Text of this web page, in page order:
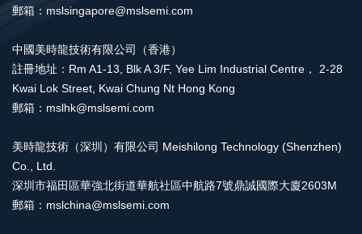
郵箱：mslsingapore@mslsemi.com
中國美時龍技術有限公司（香港）
註冊地址：Rm A1-13, Blk A 3/F, Yee Lim Industrial Centre， 2-28
Kwai Lok Street, Kwai Chung Nt Hong Kong
郵箱：mslhk@mslsemi.com
美時龍技術（深圳）有限公司 Meishilong Technology (Shenzhen)
Co., Ltd.
深圳市福田區華強北街道華航社區中航路7號鼎誠國際大廈2603M
郵箱：mslchina@mslsemi.com